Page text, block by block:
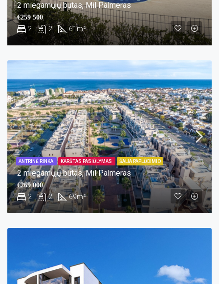
2 miegamųjų butas, Mil Palmeras
2 2 61m²
€259 500
2 miegamųjų butas, Mil Palmeras
2 2 69m²
€269 000
ANTRINĖ RINKA KARŠTAS PASIŪLYMAS ŠALIA PAPLŪDIMIO